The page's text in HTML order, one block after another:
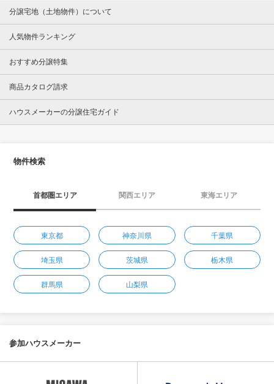
分譲宅地（土地物件）について
人気物件ランキング
おすすめ分譲特集
商品カタログ請求
ハウスメーカーの分譲住宅ガイド
物件検索
首都圏エリア 関西エリア 東海エリア
東京都 神奈川県 千葉県
埼玉県 茨城県 栃木県
群馬県 山梨県
参加ハウスメーカー